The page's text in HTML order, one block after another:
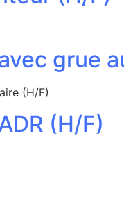
grue
(H/F)
(H/F)